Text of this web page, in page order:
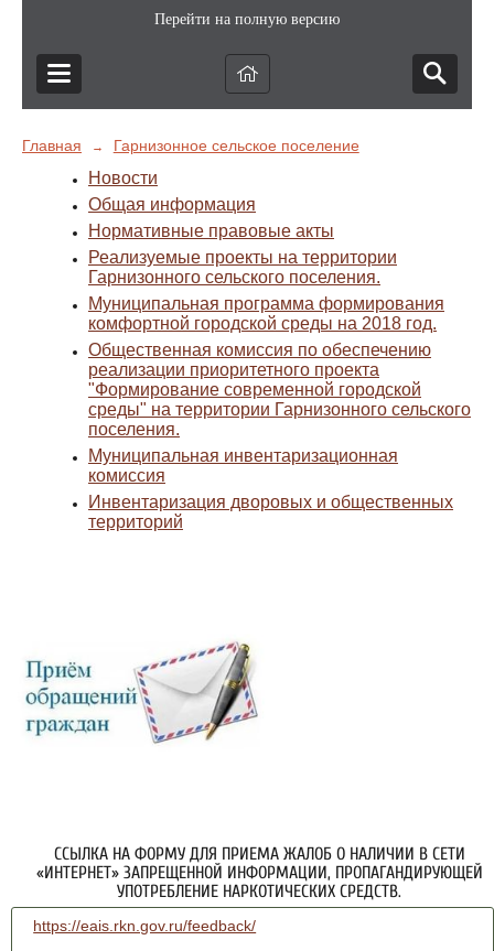
Перейти на полную версию
Главная → Гарнизонное сельское поселение
Новости
Общая информация
Нормативные правовые акты
Реализуемые проекты на территории
Гарнизонного сельского поселения.
Муниципальная программа формирования
комфортной городской среды на 2018 год.
Общественная комиссия по обеспечению
реализации приоритетного проекта
"Формирование современной городской
среды" на территории Гарнизонного сельского
поселения.
Муниципальная инвентаризационная
комиссия
Инвентаризация дворовых и общественных
территорий
ССЫЛКА НА ФОРМУ ДЛЯ ПРИЕМА ЖАЛОБ О НАЛИЧИИ В СЕТИ
«ИНТЕРНЕТ» ЗАПРЕЩЕННОЙ ИНФОРМАЦИИ, ПРОПАГАНДИРУЮЩЕЙ
УПОТРЕБЛЕНИЕ НАРКОТИЧЕСКИХ СРЕДСТВ.
https://eais.rkn.gov.ru/feedback/